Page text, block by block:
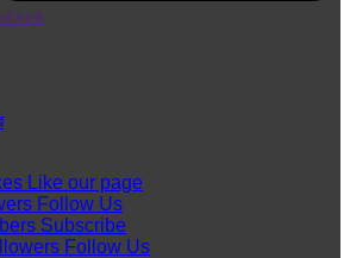
Like our page
Follow Us
Subscribe
Follow Us